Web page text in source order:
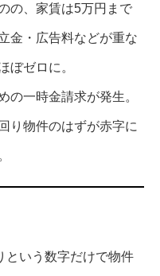
の、家賃は5万円まで
金・広告料などが重な
ぼゼロに。
の一時金請求が発生。
り物件のはずが赤字に
という数字だけで物件